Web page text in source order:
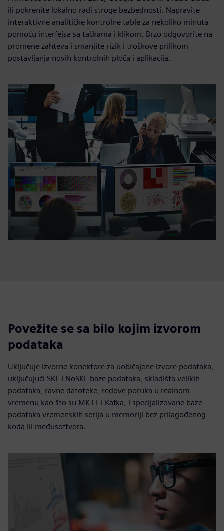
ili pokrenite lokalno radi stroge bezbednosti. Napravite
interaktivne analitičke kontrolne table za nekoliko minuta
pomoću interfejsa sa tačkama i klikom. Brzo odgovorite na
promene zahteva i smanjite rizik i troškove prilikom
postavljanja novih kontrolnih ploča i aplikacija.
Povežite se sa bilo kojim izvorom
podataka
Uključuje izvorne konektore za uobičajene izvore podataka,
uključujući SKL i NoSKL baze podataka, skladišta velikih
podataka, ravne datoteke, redove poruka u realnom
vremenu kao što su MKTT i Kafka, i specijalizovane baze
podataka vremenskih serija u memoriji bez prilagođenog
koda ili međusoftvera.